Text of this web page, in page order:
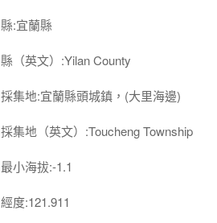
縣:宜蘭縣
縣（英文）:Yilan County
採集地:宜蘭縣頭城鎮，(大里海邊)
採集地（英文）:Toucheng Township
最小海拔:-1.1
經度:121.911